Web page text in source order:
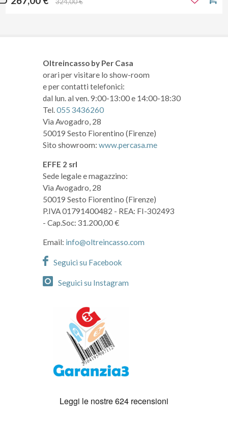
Oltreincasso by Per Casa
orari per visitare lo show-room
e per contatti telefonici:
dal lun. al ven. 9:00-13:00 e 14:00-18:30
Tel.055 3436260
Via Avogadro, 28
50019 Sesto Fiorentino (Firenze)
Sito showroom: www.percasa.me
EFFE 2 srl
Sede legale e magazzino:
Via Avogadro, 28
50019 Sesto Fiorentino (Firenze)
P.IVA 01791400482 - REA: FI-302493
- Cap.Soc: 31.200,00 €
Email: info@oltreincasso.com
Seguici su Facebook
Seguici su Instagram